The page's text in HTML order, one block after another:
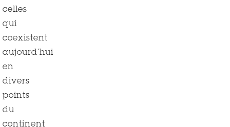
celles
qui
coexistent
aujourd’hui
en
divers
points
du
continent